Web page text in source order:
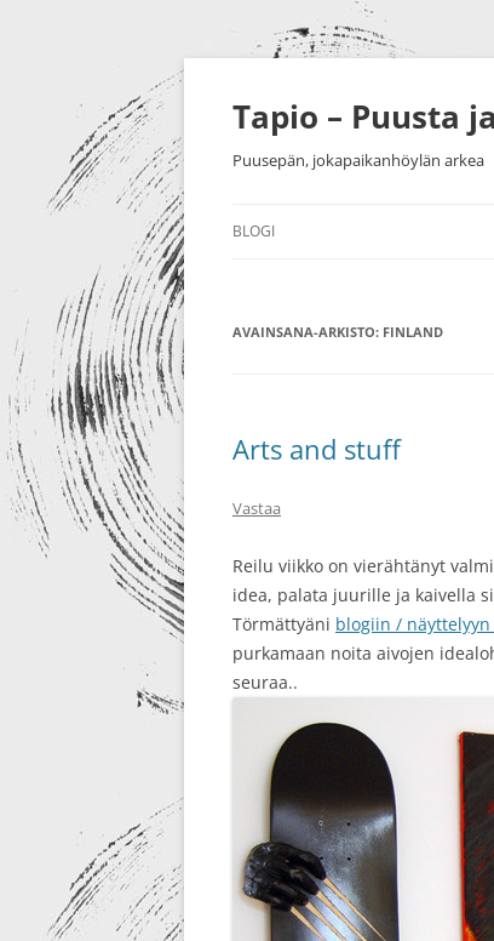
Siirry
Tapio – Puusta
Puusepän, jokapaikanhöylän arkea
BLOGI
PUUTYÖT
AVAINSANA-ARKISTO: FINLAND
Arts and stuff
Vastaa
Reilu viikko on vierähtänyt
idea, palata juurille ja kaivella
Törmättyäni blogiin / näyttelyyn
purkamaan noita aivojen
seuraa..